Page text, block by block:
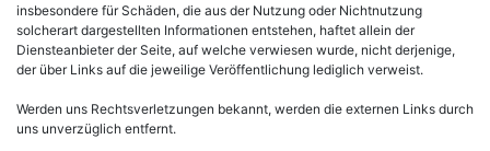
insbesondere für Schäden, die aus der Nutzung oder Nichtnutzung
solcherart dargestellten Informationen entstehen, haftet allein der
Diensteanbieter der Seite, auf welche verwiesen wurde, nicht derjenige,
der über Links auf die jeweilige Veröffentlichung lediglich verweist.
Werden uns Rechtsverletzungen bekannt, werden die externen Links durch
uns unverzüglich entfernt.